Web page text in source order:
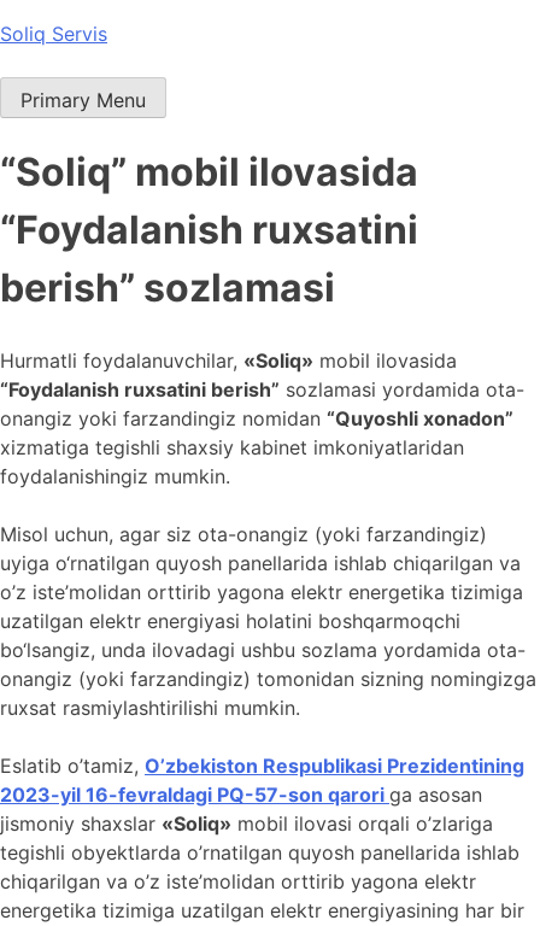
Skip
content
Soliq Servis
Primary Menu
“Soliq” mobil ilovasida
“Foydalanish ruxsatini
berish” sozlamasi
Hurmatli foydalanuvchilar, «Soliq» mobil ilovasida
“Foydalanish ruxsatini berish” sozlamasi yordamida ota-
onangiz yoki farzandingiz nomidan “Quyoshli xonadon”
xizmatiga tegishli shaxsiy kabinet imkoniyatlaridan
foydalanishingiz mumkin.
Misol uchun, agar siz ota-onangiz (yoki farzandingiz)
uyiga o‘rnatilgan quyosh panellarida ishlab chiqarilgan va
o’z iste’molidan orttirib yagona elektr energetika tizimiga
uzatilgan elektr energiyasi holatini boshqarmoqchi
bo‘lsangiz, unda ilovadagi ushbu sozlama yordamida ota-
onangiz (yoki farzandingiz) tomonidan sizning nomingizga
ruxsat rasmiylashtirilishi mumkin.
Eslatib o’tamiz, O’zbekiston Respublikasi Prezidentining
2023-yil 16-fevraldagi PQ-57-son qarori ga asosan
jismoniy shaxslar «Soliq» mobil ilovasi orqali o’zlariga
tegishli obyektlarda o’rnatilgan quyosh panellarida ishlab
chiqarilgan va o’z iste’molidan orttirib yagona elektr
energetika tizimiga uzatilgan elektr energiyasining har bir